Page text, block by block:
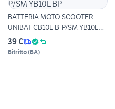
BATTERIA MOTO SCOOTER
UNIBAT CB10L-B-P/SM YB10L
BP
39 €
Bitritto(BA)